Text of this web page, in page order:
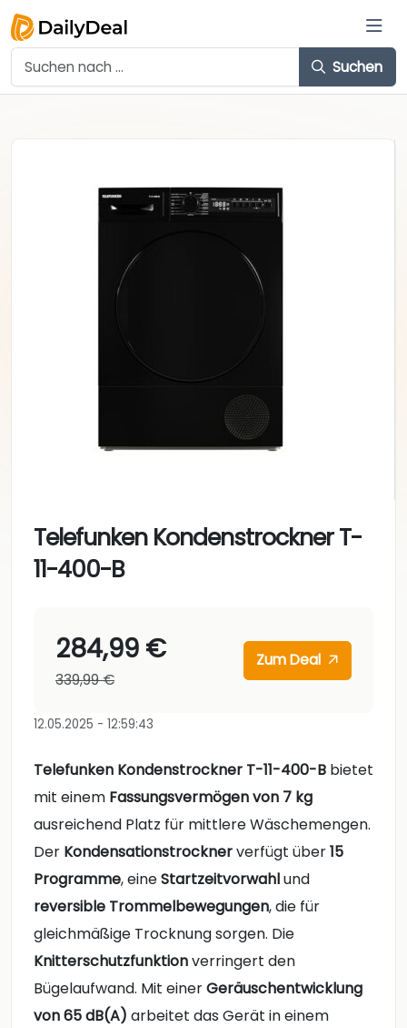
Suchen
Telefunken Kondenstrockner T-
11-400-B
284,99 €
339,99 €
Zum Deal
12.05.2025 - 12:59:43
Telefunken Kondenstrockner T-11-400-B bietet
mit einem Fassungsvermögen von 7 kg
ausreichend Platz für mittlere Wäschemengen.
Der Kondensationstrocknerverfügt über15
Programme, eineStartzeitvorwahlund
reversible Trommelbewegungen, die für
gleichmäßige Trocknung sorgen. Die
Knitterschutzfunktionverringert den
Bügelaufwand. Mit einerGeräuschentwicklung
von 65 dB(A) arbeitet das Gerät in einem